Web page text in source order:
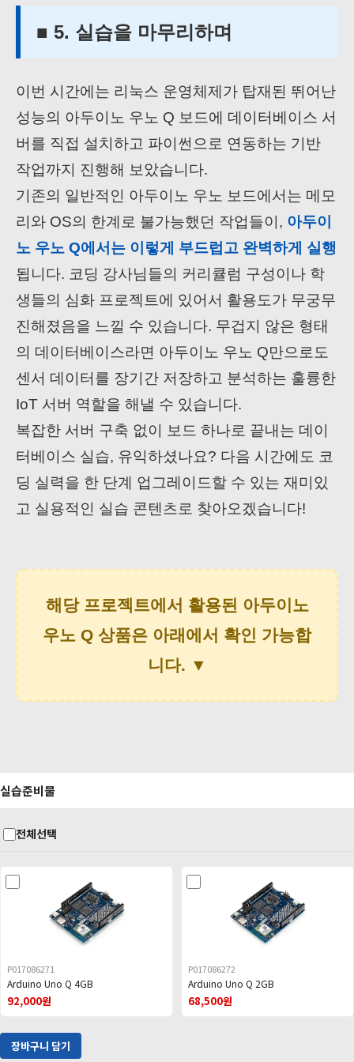
■ 5. 실습을 마무리하며
이번 시간에는 리눅스 운영체제가 탑재된 뛰어난
성능의 아두이노 우노 Q 보드에 데이터베이스 서
버를 직접 설치하고 파이썬으로 연동하는 기반
작업까지 진행해 보았습니다.
기존의 일반적인 아두이노 우노 보드에서는 메모
리와 OS의 한계로 불가능했던 작업들이, 아두이
노 우노 Q에서는 이렇게 부드럽고 완벽하게 실행
됩니다. 코딩 강사님들의 커리큘럼 구성이나 학
생들의 심화 프로젝트에 있어서 활용도가 무궁무
진해졌음을 느낄 수 있습니다. 무겁지 않은 형태
의 데이터베이스라면 아두이노 우노 Q만으로도
센서 데이터를 장기간 저장하고 분석하는 훌륭한
IoT 서버 역할을 해낼 수 있습니다.
복잡한 서버 구축 없이 보드 하나로 끝내는 데이
터베이스 실습, 유익하셨나요? 다음 시간에도 코
딩 실력을 한 단계 업그레이드할 수 있는 재미있
고 실용적인 실습 콘텐츠로 찾아오겠습니다!
해당 프로젝트에서 활용된 아두이노
우노 Q 상품은 아래에서 확인 가능합
니다. ▼
실습준비물
전체선택
P017086271
Arduino Uno Q 4GB
92,000원
P017086272
Arduino Uno Q 2GB
68,500원
장바구니 담기